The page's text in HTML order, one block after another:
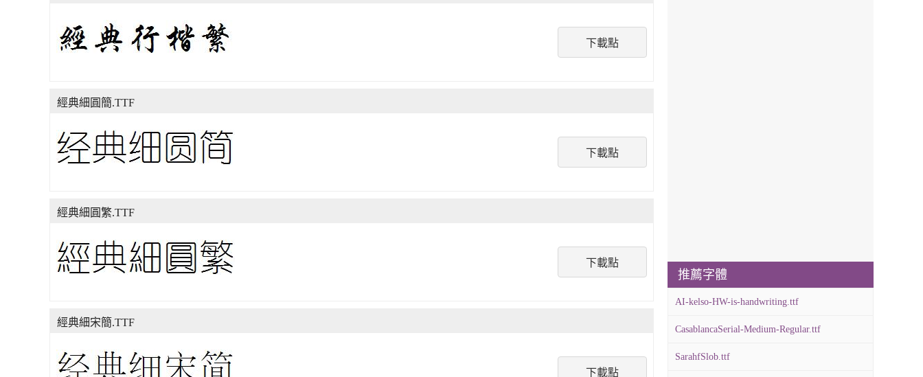
下載點
下載點
經典細圓簡.TTF
下載點
經典細圓繁.TTF
下載點
經典細宋簡.TTF
推薦字體
AI-kelso-HW-is-handwriting.ttf
CasablancaSerial-Medium-Regular.ttf
SarahfSlob.ttf